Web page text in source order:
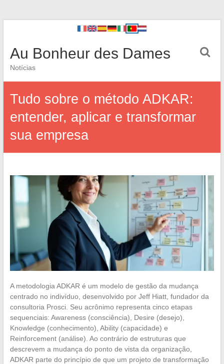
Au Bonheur des Dames
Notícias
Tudo sobre o método ADKAR:
entender, aplicar e transformar
sua empresa
A metodologia ADKAR é um modelo de gestão da mudança
centrado no indivíduo, desenvolvido por Jeff Hiatt, fundador da
consultoria Prosci. Seu acrônimo representa cinco etapas
sequenciais: Awareness (consciência), Desire (desejo),
Knowledge (conhecimento), Ability (capacidade) e
Reinforcement (análise). Ao contrário de estruturas que
descrevem a mudança do ponto de vista da organização,
ADKAR parte do princípio de que um projeto de transformação